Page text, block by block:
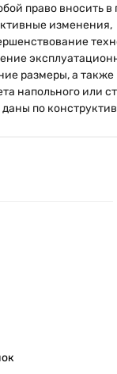
право вносить в
изменения,
размеры, а
напольного или
по